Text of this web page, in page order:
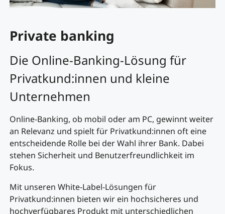
Private banking
Die Online-Banking-Lösung für
Privatkund:innen und kleine
Unternehmen
Online-Banking, ob mobil oder am PC, gewinnt weiter
an Relevanz und spielt für Privatkund:innen oft eine
entscheidende Rolle bei der Wahl ihrer Bank. Dabei
stehen Sicherheit und Benutzerfreundlichkeit im
Fokus.
Mit unseren White-Label-Lösungen für
Privatkund:innen bieten wir ein hochsicheres und
hochverfügbares Produkt mit unterschiedlichen